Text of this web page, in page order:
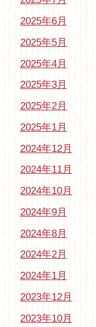
2025年6月
2025年5月
2025年4月
2025年3月
2025年2月
2025年1月
2024年12月
2024年11月
2024年10月
2024年9月
2024年8月
2024年2月
2024年1月
2023年12月
2023年10月